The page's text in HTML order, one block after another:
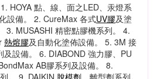
HOYA 點、線、面之LED、汞燈系
設備。 2. CureMax 各式UV膠及塗
3. MUSASHI 精密點膠機系列。 4.
熱熔膠及自動化塗佈設備。 5. 3M 接
及設備。 6. DIABOND 強力膠、PU
AB膠系列及設備。 8.
。 9. DAIKIN 脫模劑 、離型劑系列。